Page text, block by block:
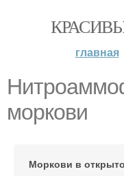
главная
моркови
Моркови в